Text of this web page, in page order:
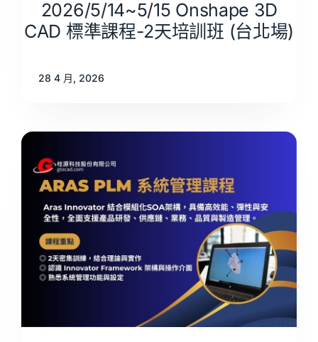
2026/5/14~5/15 Onshape 3D
CAD 標準課程-2天培訓班 (台北場)
28 4 月, 2026